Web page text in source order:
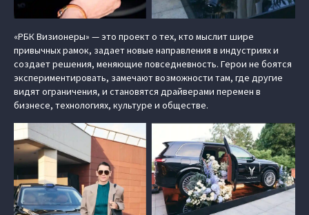
«РБК Визионеры» — это проект о тех, кто мыслит шире
привычных рамок, задает новые направления в индустриях и
создает решения, меняющие повседневность. Герои не боятся
экспериментировать, замечают возможности там, где другие
видят ограничения, и становятся драйверами перемен в
бизнесе, технологиях, культуре и обществе.